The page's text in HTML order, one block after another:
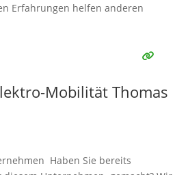
Erfahrungen helfen anderen
Mobilität Thomas
Haben Sie bereits